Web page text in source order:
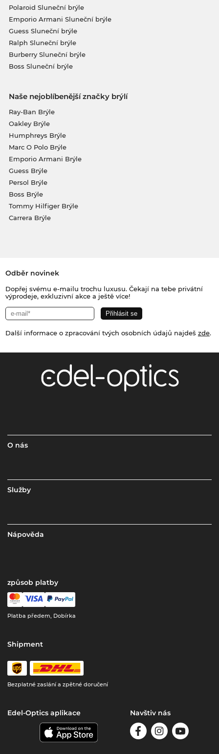
Polaroid Sluneční brýle
Emporio Armani Sluneční brýle
Guess Sluneční brýle
Ralph Sluneční brýle
Burberry Sluneční brýle
Boss Sluneční brýle
Naše nejoblíbenější značky brýlí
Ray-Ban Brýle
Oakley Brýle
Humphreys Brýle
Marc O Polo Brýle
Emporio Armani Brýle
Guess Brýle
Persol Brýle
Boss Brýle
Tommy Hilfiger Brýle
Carrera Brýle
Odběr novinek
Dopřej svému e-mailu trochu luxusu. Čekají na tebe privátní
výprodeje, exkluzivní akce a ještě více!
Další informace o zpracování tvých osobních údajů najdeš zde.
O nás
Služby
Nápověda
způsob platby
Platba předem, Dobírka
Shipment
Bezplatné zaslání a zpětné doručení
Edel-Optics aplikace Navštiv nás